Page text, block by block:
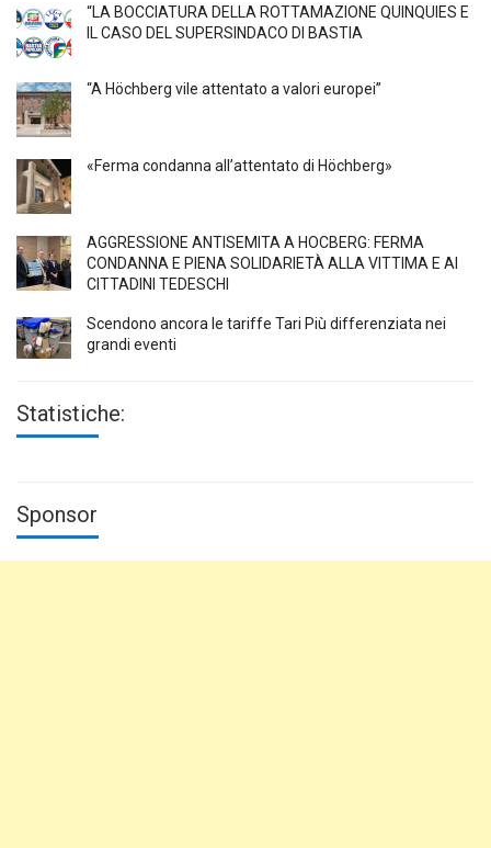
“LA BOCCIATURA DELLA ROTTAMAZIONE QUINQUIES E
IL CASO DEL SUPERSINDACO DI BASTIA
“A Höchberg vile attentato a valori europei”
«Ferma condanna all’attentato di Höchberg»
AGGRESSIONE ANTISEMITA A HÖCBERG: FERMA
CONDANNA E PIENA SOLIDARIETÀ ALLA VITTIMA E AI
CITTADINI TEDESCHI
Scendono ancora le tariffe Tari Più differenziata nei
grandi eventi
Statistiche:
Sponsor